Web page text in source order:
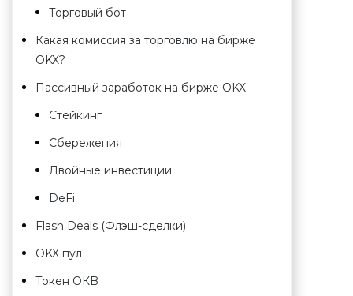
Торговый бот
Какая комиссия за торговлю на бирже
OKX?
Пассивный заработок на бирже OKX
Стейкинг
Сбережения
Двойные инвестиции
DeFi
Flash Deals (Флэш-сделки)
OKX пул
Токен ОКB